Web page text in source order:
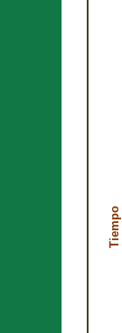
T
i
e
m
p
o
O
r
d
i
n
a
r
i